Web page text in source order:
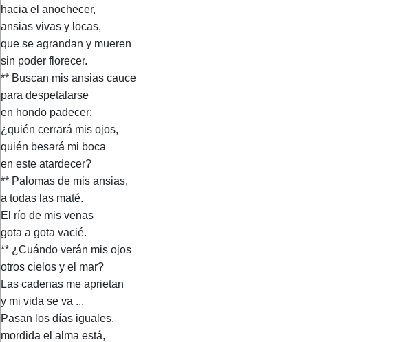
hacia el anochecer,
ansias vivas y locas,
que se agrandan y mueren
sin poder florecer.
** Buscan mis ansias cauce
para despetalarse
en hondo padecer:
¿quién cerrará mis ojos,
quién besará mi boca
en este atardecer?
** Palomas de mis ansias,
a todas las maté.
El río de mis venas
gota a gota vacié.
** ¿Cuándo verán mis ojos
otros cielos y el mar?
Las cadenas me aprietan
y mi vida se va ...
Pasan los días iguales,
mordida el alma está,